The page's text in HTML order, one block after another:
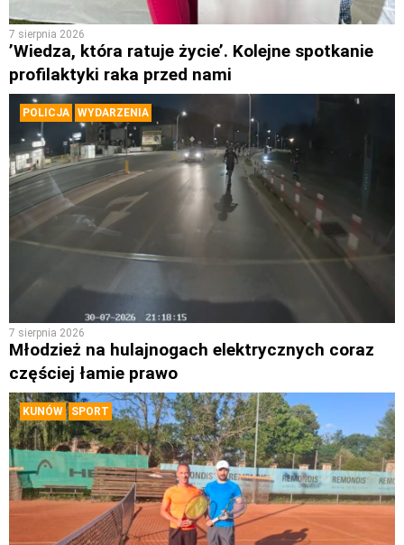
7 sierpnia 2026
’Wiedza, która ratuje życie’. Kolejne spotkanie
profilaktyki raka przed nami
POLICJA WYDARZENIA
7 sierpnia 2026
Młodzież na hulajnogach elektrycznych coraz
częściej łamie prawo
KUNÓW SPORT